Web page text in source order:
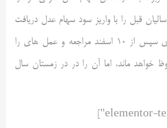
قبل را با واریز سود سهام عدل دریافت
خواهد کرد. اگر هم فردی سپس از ۱۰ اسفند مراجعه و عمل های را
خواهد ماند، اما آن را در در زمستان سال